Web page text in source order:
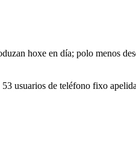
hoxe en día; polo menos
usuarios de teléfono fixo